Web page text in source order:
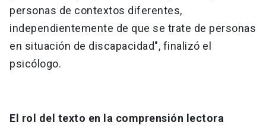
personas de contextos diferentes,
independientemente de que se trate de personas
en situación de discapacidad", finalizó el
psicólogo.
El rol del texto en la comprensión lectora